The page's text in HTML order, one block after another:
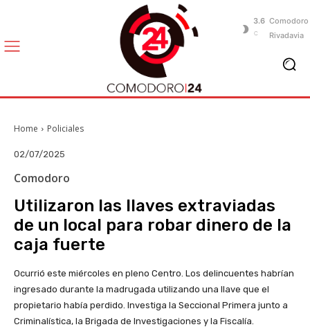
3.6
C
Comodoro
Rivadavia
Home Policiales
02/07/2025
Comodoro
Utilizaron las llaves extraviadas
de un local para robar dinero de la
caja fuerte
Ocurrió este miércoles en pleno Centro. Los delincuentes habrían
ingresado durante la madrugada utilizando una llave que el
propietario había perdido. Investiga la Seccional Primera junto a
Criminalística, la Brigada de Investigaciones y la Fiscalía.